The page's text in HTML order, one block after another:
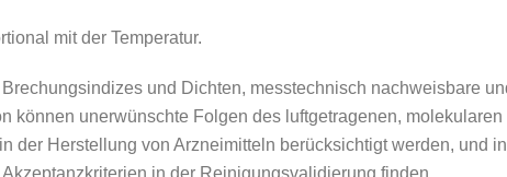
mit der Temperatur.
und Dichten, messtechnisch nachweisbare
können unerwünschte Folgen des luftgetragenen, molekularen
der Herstellung von Arzneimitteln berücksichtigt werden, und in
in der Reinigungsvalidierung finden.